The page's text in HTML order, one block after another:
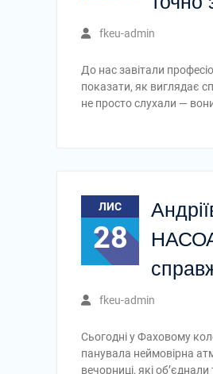
fkeu-admin
До нас завітали
показати, як виглядає
не просто слухали —
ЛИС
28
fkeu-admin
Сьогодні у Фаховому
панувала неймовірна
вечорниці, які